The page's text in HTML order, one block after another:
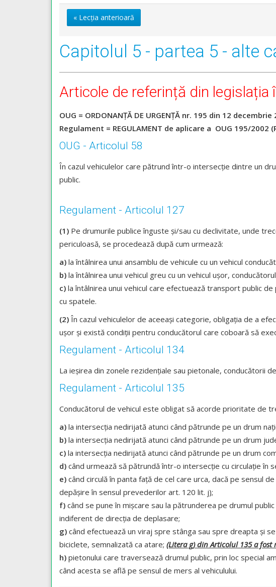
« Lecția anterioară
Capitolul 5 - partea 5 - alte
Articole de referință din legislația
OUG = ORDONANŢĂ DE URGENŢĂ nr. 195 din 12
Regulament = REGULAMENT de aplicare a OUG 195/
OUG - Articolul 58
În cazul vehiculelor care pătrund într-o intersecţie dintre un
public.
Regulament - Articolul 127
(1) Pe drumurile publice înguste şi/sau cu declivitate, unde
periculoasă, se procedează după cum urmează:
a) la întâlnirea unui ansamblu de vehicule cu un vehicul
b) la întâlnirea unui vehicul greu cu un vehicul uşor,
c) la întâlnirea unui vehicul care efectuează transport public
cu spatele.
(2) În cazul vehiculelor de aceeaşi categorie, obligaţia de a
uşor şi există condiţii pentru conducătorul care coboară să
Regulament - Articolul 134
La ieşirea din zonele rezidenţiale sau pietonale, conducătorii
Regulament - Articolul 135
Conducătorul de vehicul este obligat să acorde prioritate de
a) la intersecţia nedirijată atunci când pătrunde pe un drum
b) la intersecţia nedirijată atunci când pătrunde pe un drum
c) la intersecţia nedirijată atunci când pătrunde pe un drum
d) când urmează să pătrundă într-o intersecţie cu circulaţie în
e) când circulă în panta faţă de cel care urca, dacă pe sensul
depăşire în sensul prevederilor art. 120 lit. j);
f) când se pune în mişcare sau la pătrunderea pe drumul
indiferent de direcţia de deplasare;
g) când efectuează un viraj spre stânga sau spre dreapta și
biciclete, semnalizată ca atare; (Litera g) din Articolul 135 a
h) pietonului care traversează drumul public, prin loc special
când acesta se află pe sensul de mers al vehiculului.